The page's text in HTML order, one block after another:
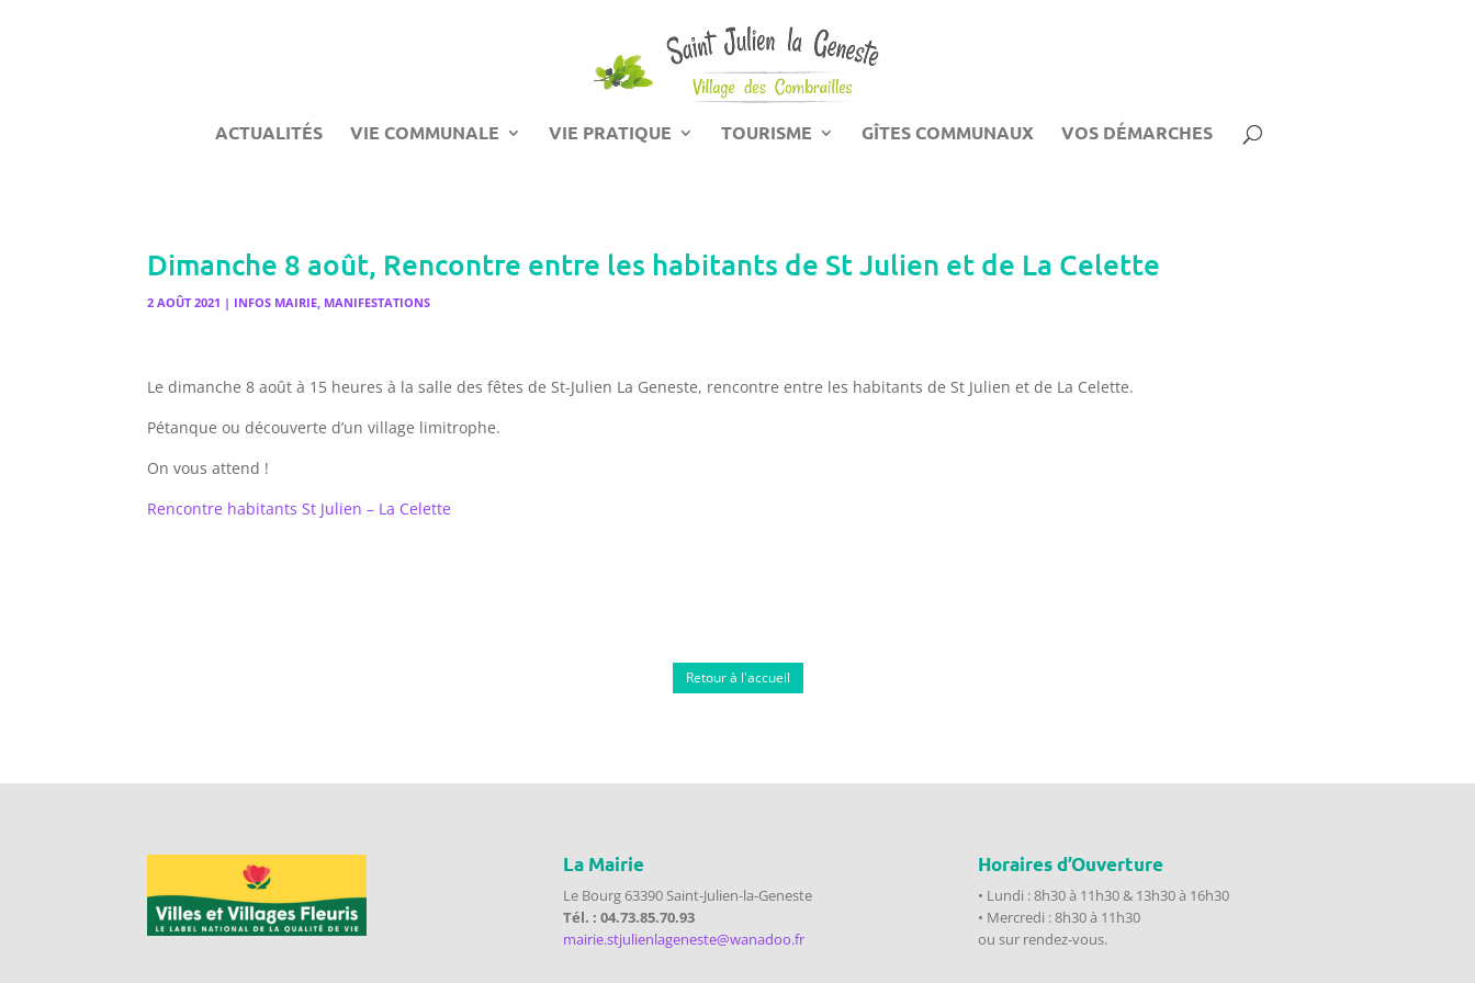
ACTUALITÉS VIE COMMUNALE VIE PRATIQUE TOURISME GÎTES COMMUNAUX VOS DÉMARCHES
Dimanche 8 août, Rencontre entre les habitants de St Julien et de La Celette
2 AOÛT 2021 | INFOS MAIRIE MANIFESTATIONS
Le dimanche 8 août à 15 heures à la salle des fêtes de St-Julien La Geneste, rencontre entre les habitants de St Julien et de La Celette.
Pétanque ou découverte d’un village limitrophe.
On vous attend !
Rencontre habitants St Julien – La Celette
Retour à l'accueil
La Mairie
Le Bourg 63390 Saint-Julien-la-Geneste
Tél. : 04.73.85.70.93
mairie.stjulienlageneste@wanadoo.fr
Horaires d’Ouverture
• Lundi : 8h30 à 11h30 & 13h30 à 16h30
• Mercredi : 8h30 à 11h30
ou sur rendez-vous.